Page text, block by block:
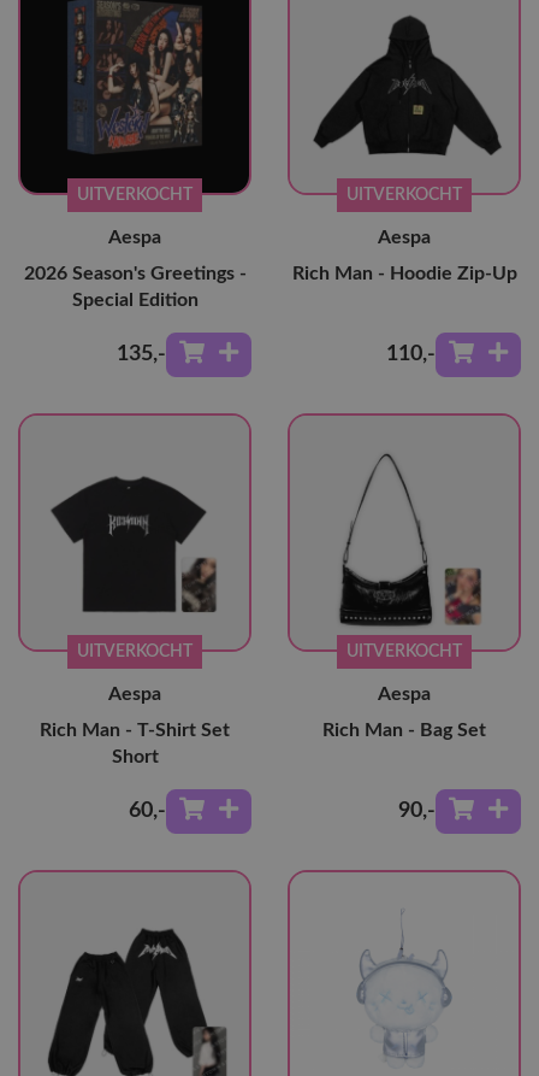
UITVERKOCHT
Aespa
2026 Season's Greetings -
Special Edition
135,-
UITVERKOCHT
Aespa
Rich Man - Hoodie Zip-Up
110,-
UITVERKOCHT
Aespa
Rich Man - T-Shirt Set
Short
60,-
UITVERKOCHT
Aespa
Rich Man - Bag Set
90,-